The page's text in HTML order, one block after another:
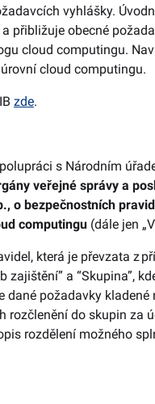
vyhlášky.
přibližuje obecné
cloud computingu.
cloud computingu.
zde.
s Národním
veřejné správy a
o bezpečnostních
computingu (dále jen
která je převzata z
zajištění” a “Skupina”,
požadavky kladené
rozčlenění do skupin za
rozdělení možného